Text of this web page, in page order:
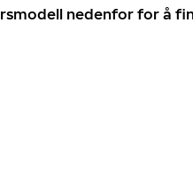
nedenfor for å